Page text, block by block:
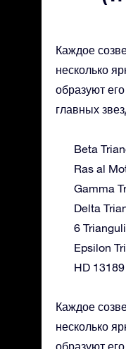
Каждое
несколько
образуют
главных
Beta
Ras al
Gamma
Delta
6 Trianguli
Epsilon
HD 13189
Каждое
несколько
образуют